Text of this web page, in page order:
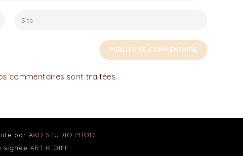
commentaires sont traitées.
par AKD STUDIO PROD
signée ART K DIFF